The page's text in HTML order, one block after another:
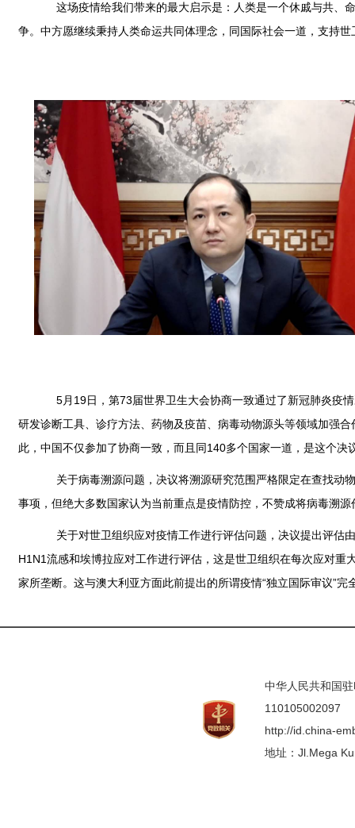
这场疫情给我们带来的最大启示是：人类是一个休戚与共、命
争。中方愿继续秉持人类命运共同体理念，同国际社会一道，支持
5月19日，第73届世界卫生大会协商一致通过了新冠肺炎疫情
研发诊断工具、诊疗方法、药物及疫苗、病毒动物源头等领域加强
此，中国不仅参加了协商一致，而且同140多个国家一道，是这个
关于病毒溯源问题，决议将溯源研究范围严格限定在查找动物
事项，但绝大多数国家认为当前重点是疫情防控，不赞成将病毒溯
关于对世卫组织应对疫情工作进行评估问题，决议提出评估由
H1N1流感和埃博拉应对工作进行评估，这是世卫组织在每次应对
家所垄断。这与澳大利亚方面此前提出的所谓疫情“独立国际审议”完
中华人民共和国
110105002097
http://id.china-
地址：Jl.Mega